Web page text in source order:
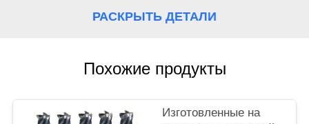
РАСКРЫТЬ ДЕТАЛИ
Похожие продукты
Изготовленные на